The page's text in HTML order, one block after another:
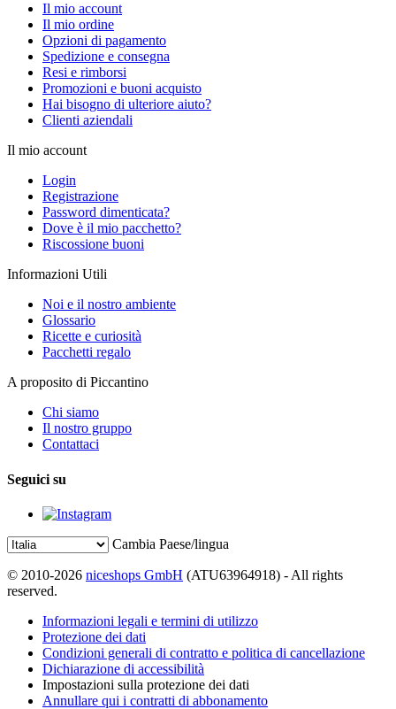
Il mio account
Il mio ordine
Opzioni di pagamento
Spedizione e consegna
Resi e rimborsi
Promozioni e buoni acquisto
Hai bisogno di ulteriore aiuto?
Clienti aziendali
Il mio account
Login
Registrazione
Password dimenticata?
Dove è il mio pacchetto?
Riscossione buoni
Informazioni Utili
Noi e il nostro ambiente
Glossario
Ricette e curiosità
Pacchetti regalo
A proposito di Piccantino
Chi siamo
Il nostro gruppo
Contattaci
Seguici su
Cambia Paese/lingua
© 2010-2026 niceshops GmbH (ATU63964918) - All rights
reserved.
Informazioni legali e termini di utilizzo
Protezione dei dati
Condizioni generali di contratto e politica di cancellazione
Dichiarazione di accessibilità
Impostazioni sulla protezione dei dati
Annullare qui i contratti di abbonamento